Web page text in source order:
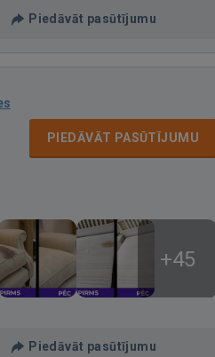
Piedāvāt pasūtījumu
PIEDĀVĀT PASŪTĪJUMU
+45
Piedāvāt pasūtījumu